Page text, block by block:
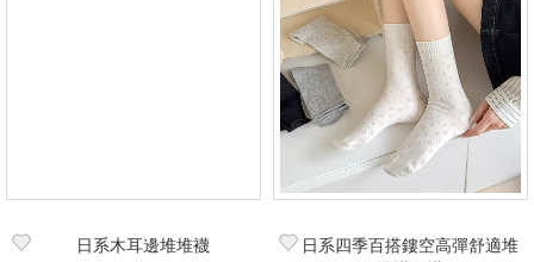
日系木耳邊堆堆襪
日系四季百搭鏤空高彈舒適堆